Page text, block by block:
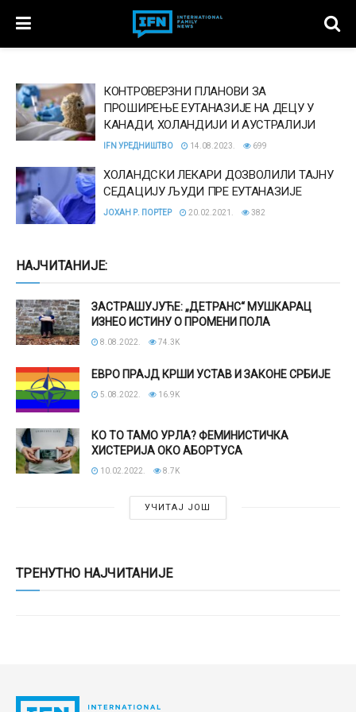
КОНТРОВЕРЗНИ ПЛАНОВИ ЗА
ПРОШИРЕЊЕ ЕУТАНАЗИЈЕ НА ДЕЦУ У
КАНАДИ, ХОЛАНДИЈИ И АУСТРАЛИЈИ
IFN УРЕДНИШТВО 14.08.2023. 699
ХОЛАНДСКИ ЛЕКАРИ ДОЗВОЛИЛИ ТАЈНУ
СЕДАЦИЈУ ЉУДИ ПРЕ ЕУТАНАЗИЈЕ
ЈОХАН Р. ПОРТЕР 20.02.2021. 382
НАЈЧИТАНИЈЕ:
ЗАСТРАШУЈУЋЕ: „ДЕТРАНС“ МУШКАРАЦ
ИЗНЕО ИСТИНУ О ПРОМЕНИ ПОЛА
8.08.2022. 74.3K
ЕВРО ПРАЈД КРШИ УСТАВ И ЗАКОНЕ СРБИЈЕ
5.08.2022. 16.9K
КО ТО ТАМО УРЛА? ФЕМИНИСТИЧКА
ХИСТЕРИЈА ОКО АБОРТУСА
10.02.2022. 8.7K
УЧИТАЈ ЈОШ
ТРЕНУТНО НАЈЧИТАНИЈЕ